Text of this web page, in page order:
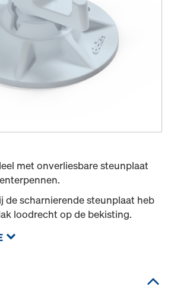
met onverliesbare steunplaat
de scharnierende steunplaat heb
loodrecht op de bekisting.